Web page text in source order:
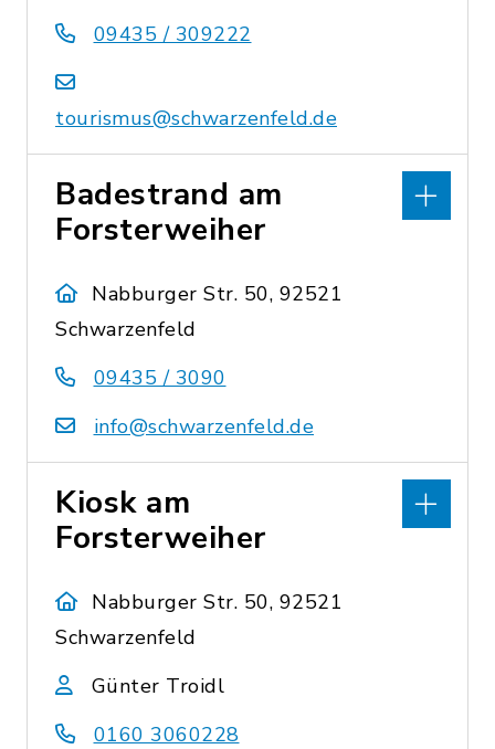
09435 / 309222
tourismus@schwarzenfeld.de
Badestrand am
Forsterweiher
Nabburger Str. 50, 92521
Schwarzenfeld
09435 / 3090
info@schwarzenfeld.de
Kiosk am
Forsterweiher
Nabburger Str. 50, 92521
Schwarzenfeld
Günter Troidl
0160 3060228